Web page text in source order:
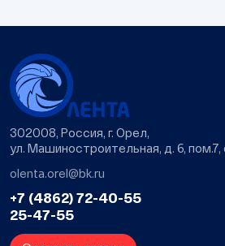
302008, Россия, г. Орел,
ул. Машиностроительная, д. 6, пом.7,
olenta.orel@bk.ru
+7 (4862) 72-40-55
25-47-55